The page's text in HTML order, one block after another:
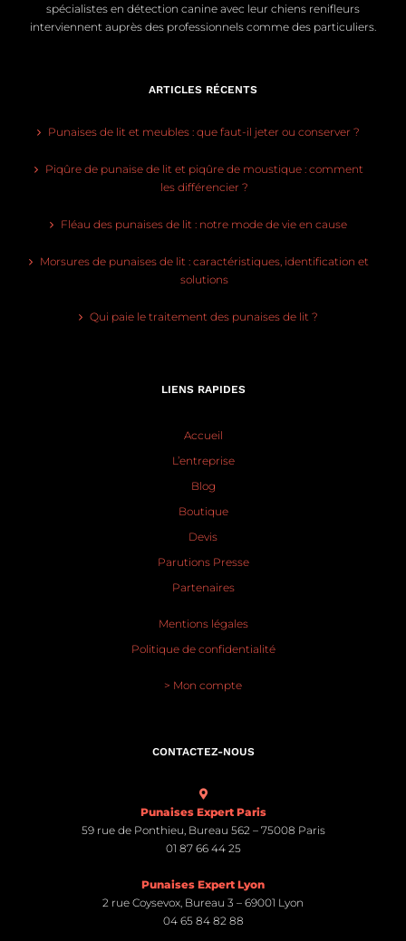
spécialistes en détection canine avec leur chiens renifleurs
interviennent auprès des professionnels comme des particuliers.
ARTICLES RÉCENTS
Punaises de lit et meubles : que faut-il jeter ou conserver ?
Piqûre de punaise de lit et piqûre de moustique : comment
les différencier ?
Fléau des punaises de lit : notre mode de vie en cause
Morsures de punaises de lit : caractéristiques, identification et
solutions
Qui paie le traitement des punaises de lit ?
LIENS RAPIDES
Accueil
L’entreprise
Blog
Boutique
Devis
Parutions Presse
Partenaires
Mentions légales
Politique de confidentialité
> Mon compte
CONTACTEZ-NOUS
Punaises Expert Paris
59 rue de Ponthieu, Bureau 562 – 75008 Paris
01 87 66 44 25
Punaises Expert Lyon
2 rue Coysevox, Bureau 3 – 69001 Lyon
04 65 84 82 88